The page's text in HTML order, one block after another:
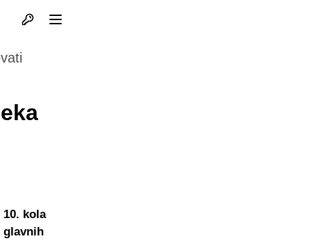
Otvori profil
kola
glavnih